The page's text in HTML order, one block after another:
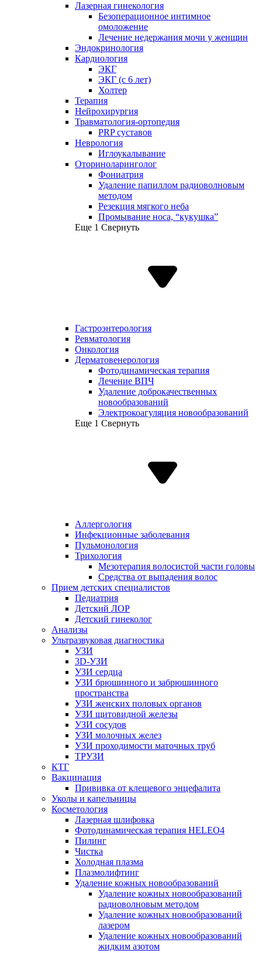
Лазерная гинекология
Безоперационное интимное
омоложение
Лечение недержания мочи у женщин
Эндокринология
Кардиология
ЭКГ
ЭКГ (с 6 лет)
Холтер
Терапия
Нейрохирургия
Травматология-ортопедия
PRP суставов
Неврология
Иглоукалывание
Оториноларинголог
Фониатрия
Удаление папиллом радиоволновым
методом
Резекция мягкого неба
Промывание носа, “кукушка”
Еще 1 Свернуть
Гастроэнтерология
Ревматология
Онкология
Дерматовенерология
Фотодинамическая терапия
Лечение ВПЧ
Удаление доброкачественных
новообразований
Электрокоагуляция новообразований
Еще 1 Свернуть
Аллергология
Инфекционные заболевания
Пульмонология
Трихология
Мезотерапия волосистой части головы
Средства от выпадения волос
Прием детских специалистов
Педиатрия
Детский ЛОР
Детский гинеколог
Анализы
Ультразвуковая диагностика
УЗИ
3D-УЗИ
УЗИ сердца
УЗИ брюшинного и забрюшинного
пространства
УЗИ женских половых органов
УЗИ щитовидной железы
УЗИ сосудов
УЗИ молочных желез
УЗИ проходимости маточных труб
ТРУЗИ
КТГ
Вакцинация
Прививка от клещевого энцефалита
Уколы и капельницы
Косметология
Лазерная шлифовка
Фотодинамическая терапия HELEO4
Пилинг
Чистка
Холодная плазма
Плазмолифтинг
Удаление кожных новообразований
Удаление кожных новообразований
радиоволновым методом
Удаление кожных новообразований
лазером
Удаление кожных новообразований
жидким азотом